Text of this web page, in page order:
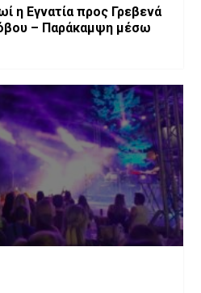
η Εγνατία προς Γρεβενά
– Παράκαμψη μέσω